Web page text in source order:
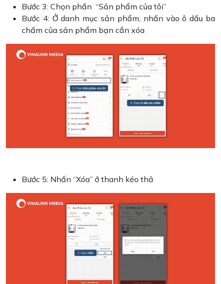
Bước 3: Chọn phần “Sản phẩm của tôi”
Bước 4: Ở danh mục sản phẩm, nhấn vào ô dấu ba
chấm của sản phẩm bạn cần xóa
Bước 5: Nhấn “Xóa” ở thanh kéo thả